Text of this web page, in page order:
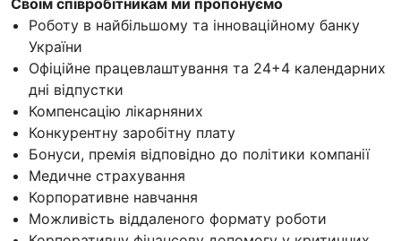
Роботу в найбільшому та інноваційному банку
України
Офіційне працевлаштування та 24+4 календарних
дні відпустки
Компенсацію лікарняних
Конкурентну заробітну плату
Бонуси, премія відповідно до політики компанії
Медичне страхування
Корпоративне навчання
Можливість віддаленого формату роботи